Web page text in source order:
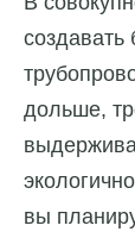
дольше,
вы